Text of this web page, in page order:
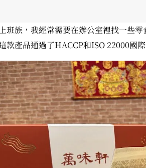
班族，我經常需要在辦公室裡找一些
款產品通過了HACCP和ISO 22000國